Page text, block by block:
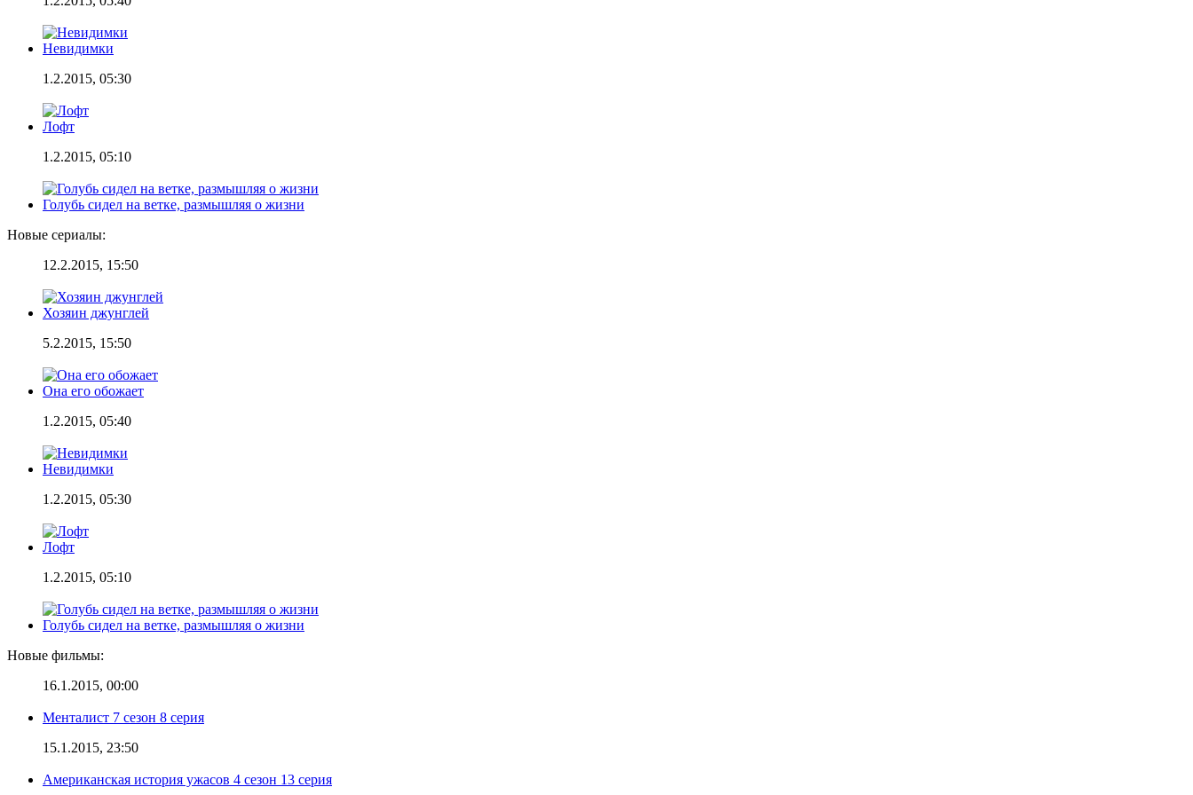
Невидимки
1.2.2015, 05:30
Лофт
1.2.2015, 05:10
Голубь сидел на ветке, размышляя о жизни
Новые сериалы:
12.2.2015, 15:50
Хозяин джунглей
5.2.2015, 15:50
Она его обожает
1.2.2015, 05:40
Невидимки
1.2.2015, 05:30
Лофт
1.2.2015, 05:10
Голубь сидел на ветке, размышляя о жизни
Новые фильмы:
16.1.2015, 00:00
Менталист 7 сезон 8 серия
15.1.2015, 23:50
Американская история ужасов 4 сезон 13 серия